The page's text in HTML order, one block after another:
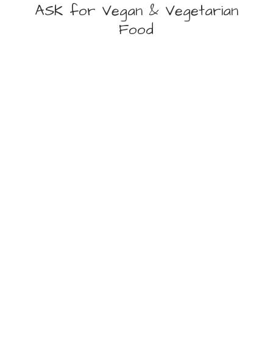
ASK for Vegan & Vegetarian
Food